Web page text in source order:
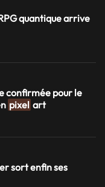
quantique arrive
confirmée pour le
pixel art
sort enfin ses